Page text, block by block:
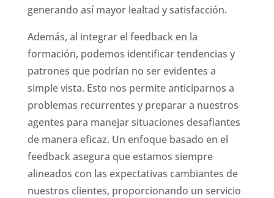
generando así mayor lealtad y satisfacción.
Además, al integrar el feedback en la
formación, podemos identificar tendencias y
patrones que podrían no ser evidentes a
simple vista. Esto nos permite anticiparnos a
problemas recurrentes y preparar a nuestros
agentes para manejar situaciones desafiantes
de manera eficaz. Un enfoque basado en el
feedback asegura que estamos siempre
alineados con las expectativas cambiantes de
nuestros clientes, proporcionando un servicio